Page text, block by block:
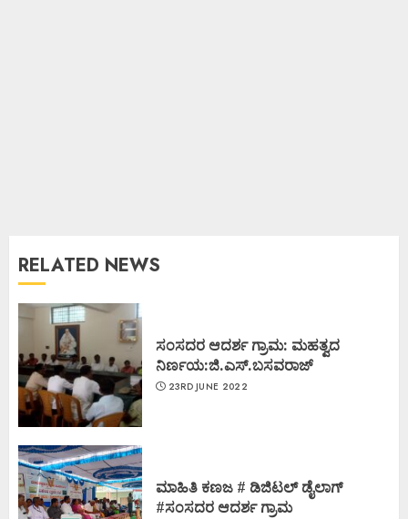
RELATED NEWS
ಸಂಸದರ ಆದರ್ಶ ಗ್ರಾಮ: ಮಹತ್ವದ
ನಿರ್ಣಯ:ಜಿ.ಎಸ್.ಬಸವರಾಜ್
23RD JUNE 2022
ಮಾಹಿತಿ ಕಣಜ # ಡಿಜಿಟಲ್ ಡೈಲಾಗ್
#ಸಂಸದರ ಆದರ್ಶ ಗ್ರಾಮ